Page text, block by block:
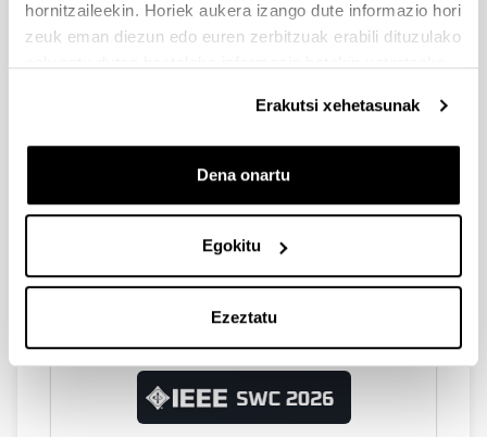
hornitzaileekin. Horiek aukera izango dute informazio hori
zeuk eman diezun edo euren zerbitzuak erabili dituzulako
Erakutsi xehetasunak
Dena onartu
Egokitu
Ezeztatu
August 2026. EMC Europe.
Prague (Czech Republic)
Conference. Madrid (Spain)